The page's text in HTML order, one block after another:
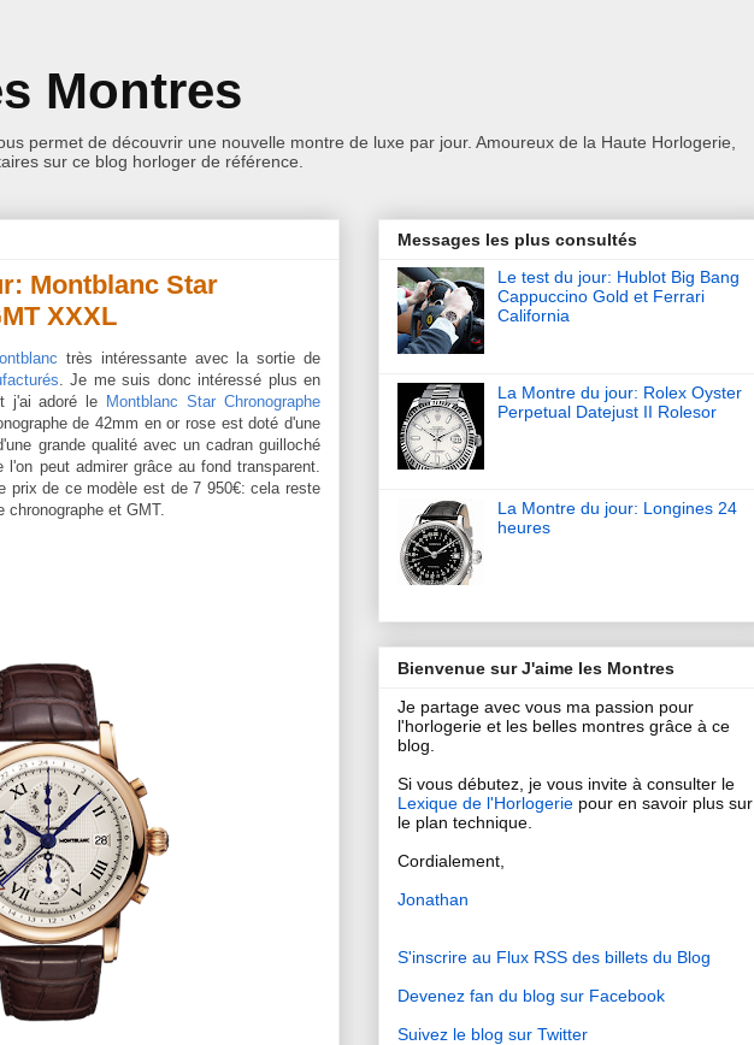
Montres
permet de découvrir une nouvelle montre de luxe par jour. Amoureux de la Haute Horlogerie,
sur ce blog horloger de référence.
Montblanc Star
XXXL
très intéressante avec la sortie de
. Je me suis donc intéressé plus en
j'ai adoré le
Montblanc Star Chronographe
de 42mm en or rose est doté d'une
grande qualité avec un cadran guilloché
l'on peut admirer grâce au fond transparent.
prix de ce modèle est de 7 950€: cela reste
chronographe et GMT.
Messages les plus consultés
Le test du jour: Hublot Big Bang
Cappuccino Gold et Ferrari
California
La Montre du jour: Rolex Oyster
Perpetual Datejust II Rolesor
La Montre du jour: Longines 24
heures
Bienvenue sur J'aime les Montres
Je partage avec vous ma passion pour
l'horlogerie et les belles montres grâce à ce
blog.
Si vous débutez, je vous invite à consulter le
Lexique de l'Horlogerie pour en savoir plus sur
le plan technique.
Cordialement,
Jonathan
S'inscrire au Flux RSS des billets du Blog
Devenez fan du blog sur Facebook
Suivez le blog sur Twitter